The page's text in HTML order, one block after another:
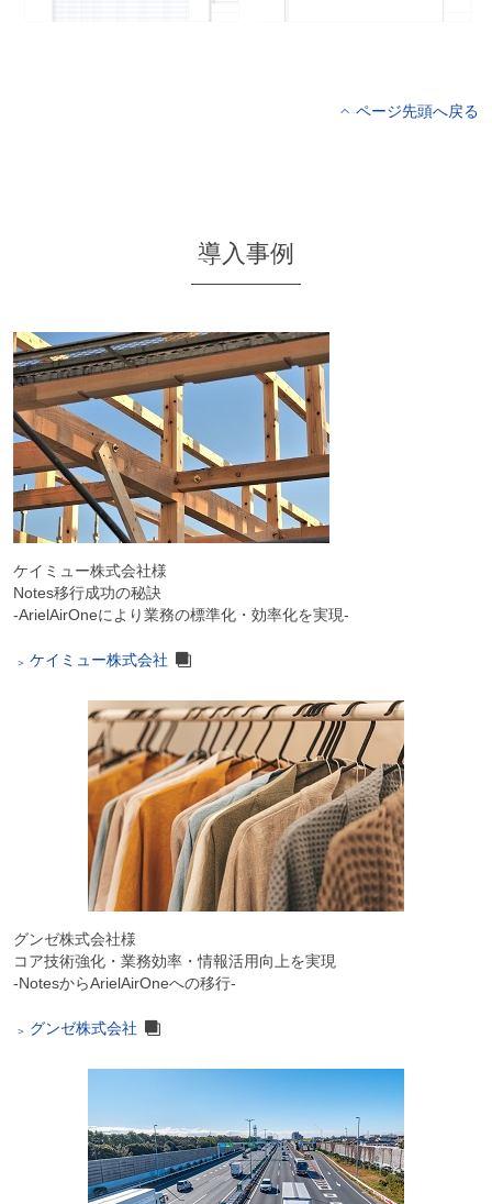
ページ先頭へ戻る
導入事例
ケイミュー株式会社様
Notes移行成功の秘訣
-ArielAirOneにより業務の標準化・効率化を実現-
ケイミュー株式会社
グンゼ株式会社様
コア技術強化・業務効率・情報活用向上を実現
-NotesからArielAirOneへの移行-
グンゼ株式会社